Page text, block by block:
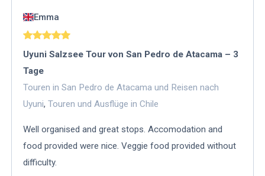
Emma
Uyuni Salzsee Tour von San Pedro de Atacama – 3
Tage
Touren in San Pedro de Atacama und Reisen nach
Uyuni, Touren und Ausflüge in Chile
Well organised and great stops. Accomodation and
food provided were nice. Veggie food provided without
difficulty.